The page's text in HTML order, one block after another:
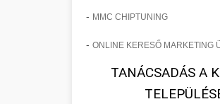
- MMC CHIPTUNING
- ONLINE KERESŐ MARKETING
TANÁCSADÁS A